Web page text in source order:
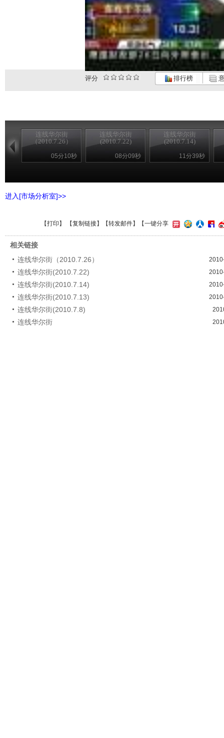
评分 排行榜
连线华尔街
（2010.7.26）
05分10秒
连线华尔街
(2010.7.22)
08分09秒
连线华尔街
(2010.7.14)
11分39秒
进入[市场分析室]>>
【打印 】 【复制链接】【转发邮件】 【一键分享
相关链接
连线华尔街（2010.7.26）
连线华尔街(2010.7.22)
连线华尔街(2010.7.14)
连线华尔街(2010.7.13)
连线华尔街(2010.7.8)
连线华尔街